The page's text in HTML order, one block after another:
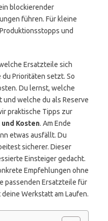
blockierender
führen. Für kleine
und
Ersatzteile sich
Prioritäten setzt. So
Du lernst, welche
welche du als Reserve
praktische Tipps zur
Kosten. Am Ende
etwas ausfällt. Du
sicherer. Dieser
Einsteiger gedacht.
Empfehlungen ohne
passenden Ersatzteile für
Werkstatt am Laufen.